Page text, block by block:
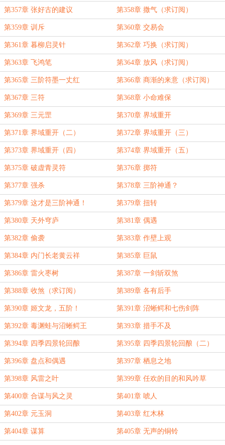
剂
第357章 张好古的建议 第358章 撒气（求订阅）
第359章 训斥 第360章 交易会
第361章 暮柳启灵针 第362章 巧换（求订阅）
第363章 飞鸿笔 第364章 放风（求订阅）
第365章 三阶符墨一丈红 第366章 商渐的来意（求订阅）
第367章 三符 第368章 小命难保
第369章 三元罡 第370章 界域重开
第371章 界域重开（二） 第372章 界域重开（三）
第373章 界域重开（四） 第374章 界域重开（五）
第375章 破虚青灵符 第376章 掷符
第377章 强杀 第378章 三阶神通？
第379章 这才是三阶神通！ 第379章 扭转
第380章 天外穹庐 第381章 偶遇
第382章 偷袭 第383章 作壁上观
第384章 内门长老黄云祥 第385章 巨鼠
第386章 雷火枣树 第387章 一剑斩双煞
第388章 收煞（求订阅） 第389章 各有后手
第390章 姬文龙，五阶！ 第391章 沼蜥鳄和七伤剑阵
第392章 毒渊蛙与沼蜥鳄王 第393章 措手不及
第394章 四季四景轮回酿 第395章 四季四景轮回酿（二）
第396章 盘点和偶遇 第397章 栖息之地
第398章 风雷之叶 第399章 任欢的目的和风吟草
第400章 合谋与风之灵 第401章 唬人
第402章 元玉洞 第403章 红木林
第404章 谋算 第405章 无声的铜铃